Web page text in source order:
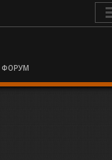
ФОРУМ